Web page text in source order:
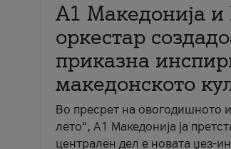
А1 Македонија и
оркестар
приказна
македонското
Во пресрет на овогодишното
лето“, А1 Македонија ја
централен дел е новата џез-